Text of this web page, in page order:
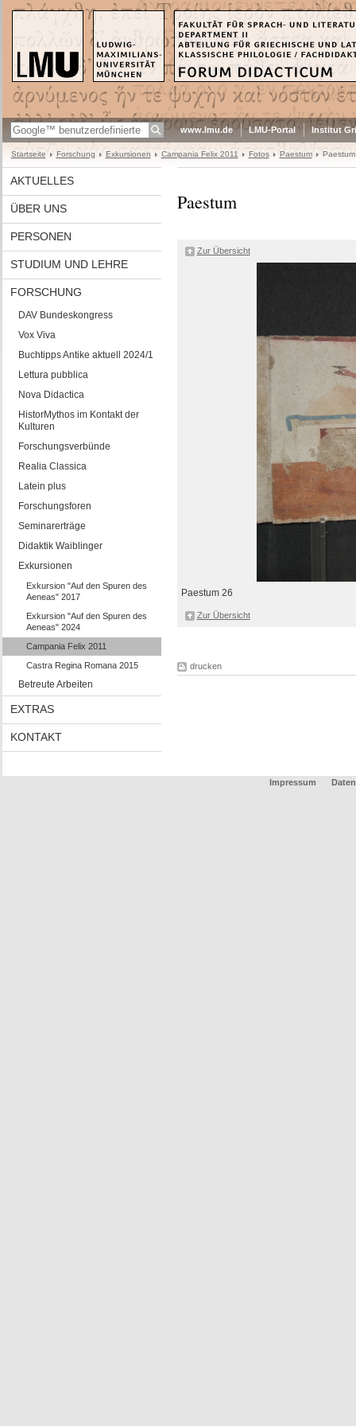
www.lmu.de LMU-Portal Institut
Startseite Forschung Exkursionen Campania Felix 2011 Fotos Paestum
AKTUELLES
ÜBER UNS
PERSONEN
STUDIUM UND LEHRE
FORSCHUNG
DAV Bundeskongress
Vox Viva
Buchtipps Antike aktuell 2024/1
Lettura pubblica
Nova Didactica
HistorMythos im Kontakt der
Kulturen
Forschungsverbünde
Realia Classica
Latein plus
Forschungsforen
Seminarerträge
Didaktik Waiblinger
Exkursionen
Exkursion "Auf den Spuren des
Aeneas" 2017
Exkursion "Auf den Spuren des
Aeneas" 2024
Campania Felix 2011
Castra Regina Romana 2015
Betreute Arbeiten
EXTRAS
KONTAKT
Paestum
Zur Übersicht
Paestum 26
Zur Übersicht
drucken
Impressum